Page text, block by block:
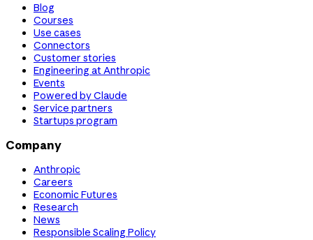
Blog
Courses
Use cases
Connectors
Customer stories
Engineering at Anthropic
Events
Powered by Claude
Service partners
Startups program
Company
Anthropic
Careers
Economic Futures
Research
News
Responsible Scaling Policy